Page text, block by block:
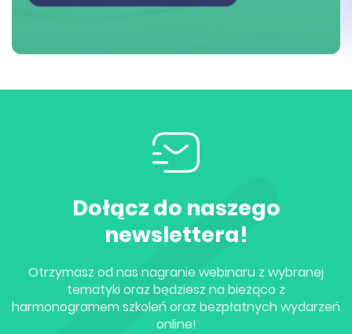
Dołącz do naszego
newslettera!
Otrzymasz od nas nagranie webinaru z wybranej
tematyki oraz będziesz na bieżąco z
harmonogramem szkoleń oraz bezpłatnych wydarzeń
online!